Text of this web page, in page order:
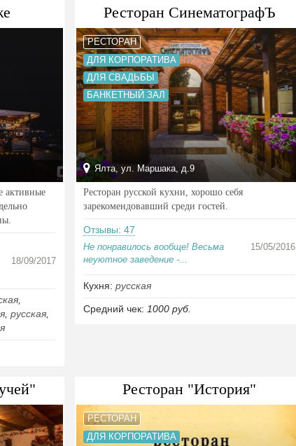
активные
18/09/2017
,русская
Ресторан СинематографЪ
РЕСТОРАН
ДЛЯ КОРПОРАТИВА
ДЛЯ СВАДЬБЫ
БАНКЕТНЫЙ ЗАЛ
Ялта, ул. Маршака, д.9
Ресторан русской кухни, хорошо себя
зарекомендовавший среди гостей.
Отзывы: 47
Не понравилось вообще! Весьма
неуютное заведение -...
15/05/2016
Кухня:русская
Средний чек: 1000 руб.
Ресторан "История"
РЕСТОРАН
ДЛЯ КОРПОРАТИВА